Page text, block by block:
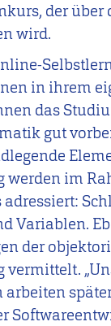
der über
wird.
in ihrem
das
gut
werden im
Variablen.
der
arbeiten